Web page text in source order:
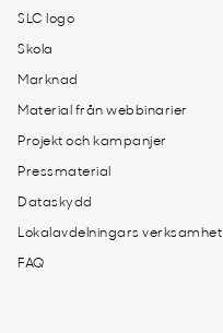
SLC logo
Skola
Marknad
Material från webbinarier
Projekt och kampanjer
Pressmaterial
Dataskydd
Lokalavdelningars verksamhet
FAQ